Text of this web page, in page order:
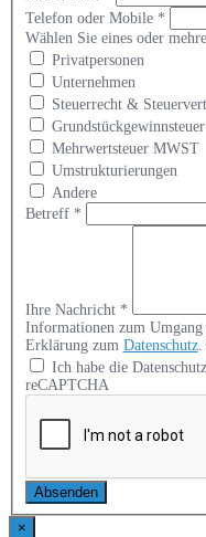
Telefon oder Mobile *
Wählen Sie eines oder
Privatpersonen
Unternehmen
Steuerrecht &
Grundstückgewinnsteuer
Mehrwertsteuer MWST
Umstrukturierungen
Andere
Betreff *
Ihre Nachricht *
Informationen zum
Erklärung zum Datenschutz.
Ich habe die
reCAPTCHA
Absenden
×